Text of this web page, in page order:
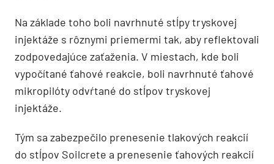
Na základe toho boli navrhnuté stĺpy tryskovej
injektáže s rôznymi priemermi tak, aby reflektovali
zodpovedajúce zaťaženia. V miestach, kde boli
vypočítané ťahové reakcie, boli navrhnuté ťahové
mikropilóty odvŕtané do stĺpov tryskovej
injektáže.
Tým sa zabezpečilo prenesenie tlakových reakcií
do stĺpov Soilcrete a prenesenie ťahových reakcií